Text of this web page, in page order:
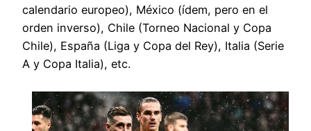
calendario europeo), México (ídem, pero en el
orden inverso), Chile (Torneo Nacional y Copa
Chile), España (Liga y Copa del Rey), Italia (Serie
A y Copa Italia), etc.